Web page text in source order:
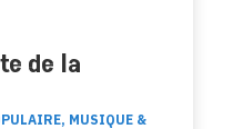
de la
, MUSIQUE &